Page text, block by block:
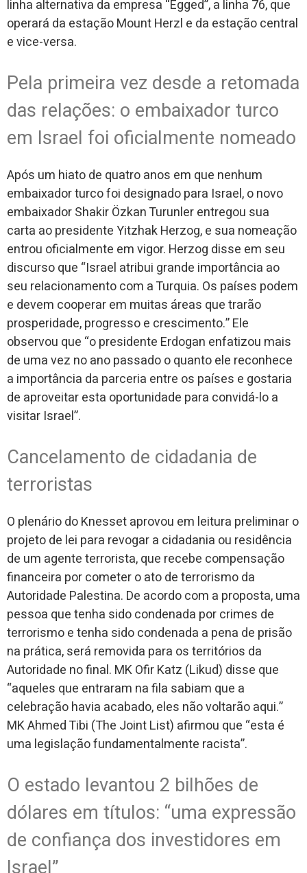
linha alternativa da empresa “Egged”, a linha 76, que
operará da estação Mount Herzl e da estação central
e vice-versa.
Pela primeira vez desde a retomada
das relações: o embaixador turco
em Israel foi oficialmente nomeado
Após um hiato de quatro anos em que nenhum
embaixador turco foi designado para Israel, o novo
embaixador Shakir Özkan Turunler entregou sua
carta ao presidente Yitzhak Herzog, e sua nomeação
entrou oficialmente em vigor. Herzog disse em seu
discurso que “Israel atribui grande importância ao
seu relacionamento com a Turquia. Os países podem
e devem cooperar em muitas áreas que trarão
prosperidade, progresso e crescimento.” Ele
observou que “o presidente Erdogan enfatizou mais
de uma vez no ano passado o quanto ele reconhece
a importância da parceria entre os países e gostaria
de aproveitar esta oportunidade para convidá-lo a
visitar Israel”.
Cancelamento de cidadania de
terroristas
O plenário do Knesset aprovou em leitura preliminar o
projeto de lei para revogar a cidadania ou residência
de um agente terrorista, que recebe compensação
financeira por cometer o ato de terrorismo da
Autoridade Palestina. De acordo com a proposta, uma
pessoa que tenha sido condenada por crimes de
terrorismo e tenha sido condenada a pena de prisão
na prática, será removida para os territórios da
Autoridade no final. MK Ofir Katz (Likud) disse que
“aqueles que entraram na fila sabiam que a
celebração havia acabado, eles não voltarão aqui.”
MK Ahmed Tibi (The Joint List) afirmou que “esta é
uma legislação fundamentalmente racista”.
O estado levantou 2 bilhões de
dólares em títulos: “uma expressão
de confiança dos investidores em